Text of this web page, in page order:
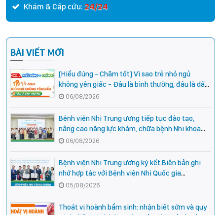
Khám & Cấp cứu: 24/24
BÀI VIẾT MỚI
[Hiểu đúng - Chăm tốt] Vì sao trẻ nhỏ ngủ
không yên giấc - Đâu là bình thường, đâu là dấu
hiệu cần đi khám ngay?
06/08/2026
Bệnh viện Nhi Trung ương tiếp tục đào tạo,
nâng cao năng lực khám, chữa bệnh Nhi khoa
cho cán bộ y tế tại các tỉnh miền núi phía Bắc
06/08/2026
Bệnh viện Nhi Trung ương ký kết Biên bản ghi
nhớ hợp tác với Bệnh viện Nhi Quốc gia
Campuchia
05/08/2026
Thoát vị hoành bẩm sinh: nhận biết sớm và quy